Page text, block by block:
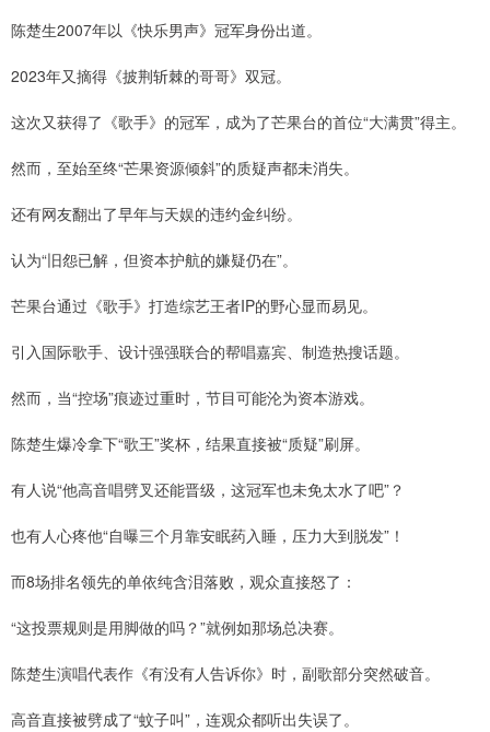
陈楚生2007年以《快乐男声》冠军身份出道。
2023年又摘得《披荆斩棘的哥哥》双冠。
这次又获得了《歌手》的冠军，成为了芒果台的首位“大满贯”得主。
然而，至始至终“芒果资源倾斜”的质疑声都未消失。
还有网友翻出了早年与天娱的违约金纠纷。
认为“旧怨已解，但资本护航的嫌疑仍在”。
芒果台通过《歌手》打造综艺王者IP的野心显而易见。
引入国际歌手、设计强强联合的帮唱嘉宾、制造热搜话题。
然而，当“控场”痕迹过重时，节目可能沦为资本游戏。
陈楚生爆冷拿下“歌王”奖杯，结果直接被“质疑”刷屏。
有人说“他高音唱劈叉还能晋级，这冠军也未免太水了吧”？
也有人心疼他“自曝三个月靠安眠药入睡，压力大到脱发”！
而8场排名领先的单依纯含泪落败，观众直接怒了：
“这投票规则是用脚做的吗？”就例如那场总决赛。
陈楚生演唱代表作《有没有人告诉你》时，副歌部分突然破音。
高音直接被劈成了“蚊子叫”，连观众都听出失误了。